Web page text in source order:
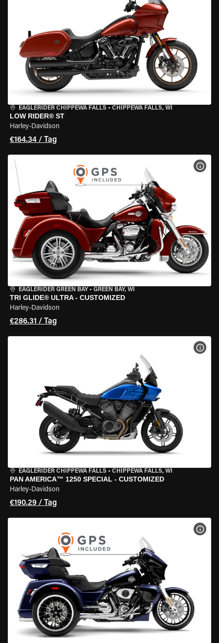
EAGLERIDER CHIPPEWA FALLS • CHIPPEWA FALLS, WI
LOW RIDER® ST
Harley-Davidson
€164.34 / Tag
EAGLERIDER GREEN BAY • GREEN BAY, WI
TRI GLIDE® ULTRA - CUSTOMIZED
Harley-Davidson
€286.31 / Tag
EAGLERIDER CHIPPEWA FALLS • CHIPPEWA FALLS, WI
PAN AMERICA™ 1250 SPECIAL - CUSTOMIZED
Harley-Davidson
€190.29 / Tag